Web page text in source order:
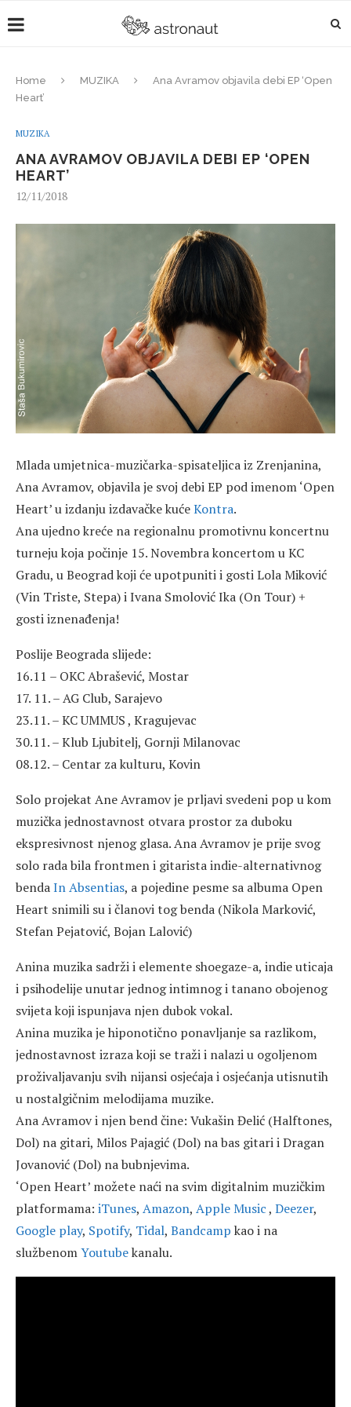
Home MUZIKA
Ana Avramov objavila debi EP ‘Open
Heart’
MUZIKA
ANA AVRAMOV OBJAVILA DEBI EP ‘OPEN
HEART’
12/11/2018
Mlada umjetnica-muzičarka-spisateljica iz Zrenjanina,
Ana Avramov, objavila je svoj debi EP pod imenom ‘Open
Heart’ u izdanju izdavačke kućeKontra.
Ana ujedno kreće na regionalnu promotivnu koncertnu
turneju koja počinje 15. Novembra koncertom u KC
Gradu, u Beograd koji će upotpuniti i gosti Lola Miković
(Vin Triste, Stepa) i Ivana Smolović Ika (On Tour) +
gosti iznenađenja!
Poslije Beograda slijede:
16.11 – OKC Abrašević, Mostar
17. 11. – AG Club, Sarajevo
23.11. – KC UMMUS , Kragujevac
30.11. – Klub Ljubitelj, Gornji Milanovac
08.12. – Centar za kulturu, Kovin
Solo projekat Ane Avramov je prljavi svedeni pop u kom
muzička jednostavnost otvara prostor za duboku
ekspresivnost njenog glasa. Ana Avramov je prije svog
solo rada bila frontmen i gitarista indie-alternativnog
bendaIn Absentias, a pojedine pesme sa albuma Open
Heart snimili su i članovi tog benda (Nikola Marković,
Stefan Pejatović, Bojan Lalović)
Anina muzika sadrži i elemente shoegaze-a, indie uticaja
i psihodelije unutar jednog intimnog i tanano obojenog
svijeta koji ispunjava njen dubok vokal.
Anina muzika je hiponotično ponavljanje sa razlikom,
jednostavnost izraza koji se traži i nalazi u ogoljenom
proživaljavanju svih nijansi osjećaja i osjećanja utisnutih
u nostalgičnim melodijama muzike.
Ana Avramov i njen bend čine: Vukašin Đelić (Halftones,
Dol) na gitari, Milos Pajagić (Dol) na bas gitari i Dragan
Jovanović (Dol) na bubnjevima.
‘Open Heart’ možete naći na svim digitalnim muzičkim
platformama: iTunes, Amazon, Apple Music, Deezer,
Google play, Spotify, Tidal, Bandcamp kao i na
službenomYoutubekanalu.